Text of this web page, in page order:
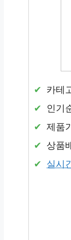
카테
인기
제품
상품
실시